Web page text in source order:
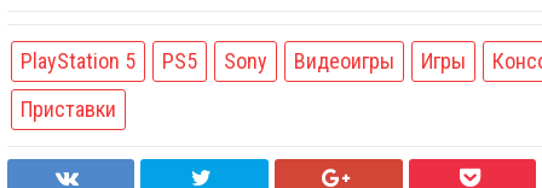
PlayStation 5 PS5 Sony Видеоигры Игры
Приставки